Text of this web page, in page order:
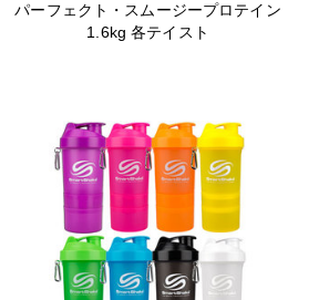
パーフェクト・スムージープロテイン
1.6kg 各テイスト